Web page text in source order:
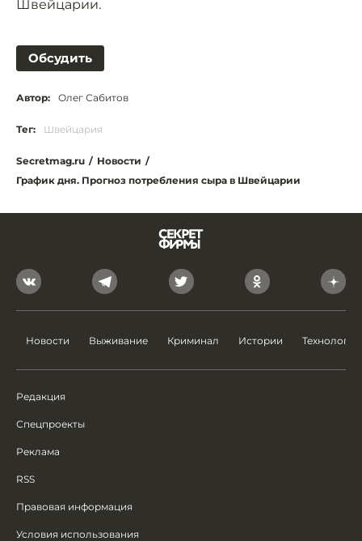
Швейцарии.
Обсудить
Автор: Олег Сабитов
Тег: Швейцария
Secretmag.ru / Новости /
График дня. Прогноз потребления сыра в Швейцарии
Новости Выживание Криминал Истории Технологии
Редакция
Спецпроекты
Реклама
RSS
Правовая информация
Условия использования